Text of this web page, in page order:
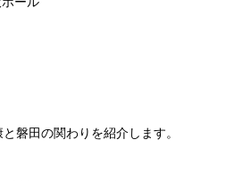
磐田の関わりを紹介します。